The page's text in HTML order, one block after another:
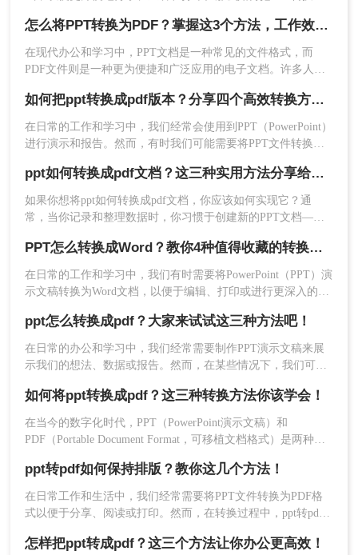
3、PPT转PDF转换完成后的，点击下载即可得到转
换后的文档，在线转换的操作就是这样了。
注意：上传和下载文件时要确保网络环境的安全，
避免个人隐私泄露。
方法三：使用专业的PDF转换软件
除了以上两种方法外，还可以使用专业的PDF转换
软件来实现PPT到PDF的转换。这些软件通常具有
更强大的功能和更高的转换质量。下面以转转大师
PDF转换器操作为例。
操作如下：
1、官网下载打开转转大师客户端。
据提示上传要转换的PPT文件。
PPT到PDF的转换。
怎么将PPT转换为PDF？掌握这3个方法，工作效率直接翻倍！
在现代办公和学习中，PPT文档是一种常见的文件格式，而
PDF文件则是一种更为便捷和广泛应用的电子文档。许多人在
享和保存。那么，怎么将PPT转换为PDF呢？本文将为您介绍
几种简单易行的方法，帮助您快速完成转换。
如何把ppt转换成pdf版本？分享四个高效转换方法！
在日常的工作和学习中，我们经常会使用到PPT（PowerPoint）
进行演示和报告。然而，有时我们可能需要将PPT文件转换成
分享，或者为了保持演示内容的格式和布局不变。那么，如何
把PPT转换成PDF版本呢？本文将为您介绍几种常见的方法。
ppt如何转换成pdf文档？这三种实用方法分享给你！
如果你想将ppt如何转换成pdf文档，你应该如何实现它？通
常，当你记录和整理数据时，你习惯于创建新的PPT文档——
格式转换的问题。今天小编就来解决一下ppt转pdf这个问题。
PPT怎么转换成Word？教你4种值得收藏的转换方法!！
在日常的工作和学习中，我们有时需要将PowerPoint（PPT）演
示文稿转换为Word文档，以便于编辑、打印或进行更深入的内
的设计用途不同，因此直接转换并不总是直截了当。不过，借
助一些技巧和工具，我们可以有效地将PPT转换为Word格式。
那么PPT怎么转换成Word呢？以下是一些实用的方法，帮助你
ppt怎么转换成pdf？大家来试试这三种方法吧！
在日常的办公和学习中，我们经常需要制作PPT演示文稿来展
示我们的想法、数据或报告。然而，在某些情况下，我们可能
件的格式一致性。本文将为您详细介绍PPT怎么转换成PDF，
并探讨一些相关的注意事项。
如何将ppt转换成pdf？这三种转换方法你该学会！
在当今的数字化时代，PPT（PowerPoint演示文稿）和
PDF（Portable Document Format，可移植文档格式）是两种广
PPT因其强大的演示功能而备受青睐，而PDF则以其良好的兼
容性和稳定性，在文件共享、打印和归档方面表现出色。因
此，将PPT转换成PDF成为许多用户在工作和学习中的常见需
求。本文将详细介绍如何将ppt转换成pdf的几种方法，并分享
一些实用技巧。
ppt转pdf如何保持排版？教你这几个方法！
在日常工作和生活中，我们经常需要将PPT文件转换为PDF格
式以便于分享、阅读或打印。然而，在转换过程中，ppt转pdf
的问题。本文将为您介绍四种方法，帮助您在将PPT转换为
怎样把ppt转成pdf？这三个方法让你办公更高效！